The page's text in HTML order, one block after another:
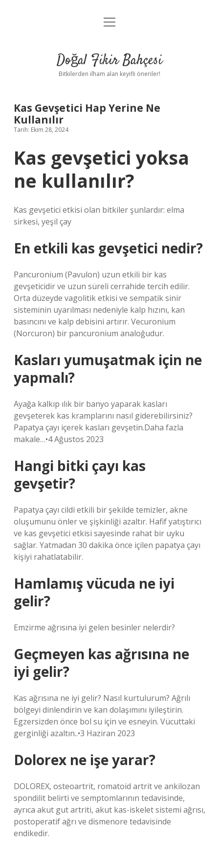
Anasayfa
Yasal Uyarı
menüyü
Doğal Fikir Bahçesi
Bitkilerden ilham alan keyifli öneriler!
Kas Gevşetici Hap Yerine Ne
Kullanılır
Tarih: Ekim 28, 2024
Kas gevşetici yoksa
ne kullanılır?
Kas gevşetici etkisi olan bitkiler şunlardır: elma
sirkesi, yeşil çay
En etkili kas gevşetici nedir?
Pancuronium (Pavulon) uzun etkili bir kas
gevşeticidir ve uzun süreli cerrahide tercih edilir.
Orta düzeyde vagolitik etkisi ve sempatik sinir
sisteminin uyarılması nedeniyle kalp hızını, kan
basıncını ve kalp debisini artırır. Vecuronium
(Norcuron) bir pancuronium analoğudur.
Kasları yumuşatmak için ne
yapmalı?
Ayağa kalkıp ılık bir banyo yaparak kasları
gevşeterek kas kramplarını nasıl giderebilirsiniz?
Papatya çayı içerek kasları gevşetin.Daha fazla
makale…•4 Ağustos 2023
Hangi bitki çayı kas
gevşetir?
Papatya çayı cildi etkili bir şekilde temizler, akne
oluşumunu önler ve şişkinliği azaltır. Hafif yatıştırıcı
ve kas gevşetici etkisi sayesinde rahat bir uyku
sağlar. Yatmadan 30 dakika önce içilen papatya çayı
kişiyi rahatlatabilir.
Hamlamış vücuda ne iyi
gelir?
Emzirme ağrısına iyi gelen besinler nelerdir?
Geçmeyen kas ağrısına ne
iyi gelir?
Kas ağrısına ne iyi gelir? Nasıl kurtulurum? Ağrılı
bölgeyi dinlendirin ve kan dolaşımını iyileştirin.
Egzersizden önce bol su için ve esneyin. Vücuttaki
gerginliği azaltın..•3 Haziran 2023
Dolorex ne işe yarar?
DOLOREX, osteoartrit, romatoid artrit ve ankilozan
spondilit belirti ve semptomlarının tedavisinde,
ayrıca akut gut artriti, akut kas-iskelet sistemi ağrısı,
postoperatif ağrı ve dismenore tedavisinde
endikedir.